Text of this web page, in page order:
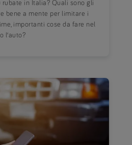
in Italia? Quali sono gli
bene a mente per limitare i
importanti cose da fare nel
l‘auto?